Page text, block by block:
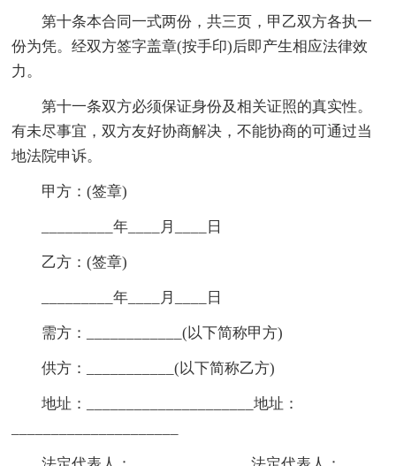
第十条本合同一式两份，共三页，甲乙双方各执一
份为凭。经双方签字盖章(按手印)后即产生相应法律效
力。
第十一条双方必须保证身份及相关证照的真实性。
有未尽事宜，双方友好协商解决，不能协商的可通过当
地法院申诉。
甲方：(签章)
_________年____月____日
乙方：(签章)
_________年____月____日
需方：____________(以下简称甲方)
供方：___________(以下简称乙方)
地址：_____________________地址：